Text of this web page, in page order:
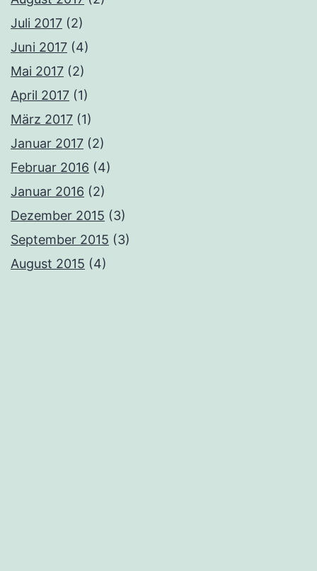
Juli 2017 (2)
Juni 2017 (4)
Mai 2017 (2)
April 2017 (1)
März 2017 (1)
Januar 2017 (2)
Februar 2016 (4)
Januar 2016 (2)
Dezember 2015 (3)
September 2015 (3)
August 2015 (4)